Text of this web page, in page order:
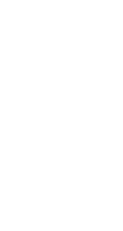
管理者編
者編
定